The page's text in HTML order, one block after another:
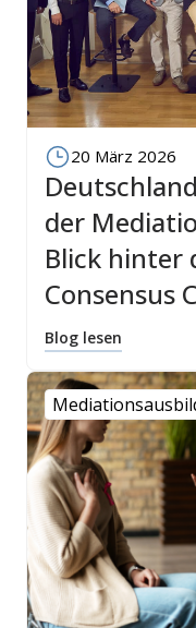
20 März 2026
der
Blick hinter
Consensus
Blog lesen